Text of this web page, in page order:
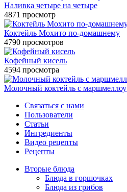
Наливка четыре на четыре
4871 просмотр
Коктейль Мохито по-домашнему
4790 просмотров
Кофейный кисель
4594 просмотра
Молочный коктейль с маршмеллоу
Связаться с нами
Пользователи
Статьи
Ингредиенты
Видео рецепты
Рецепты
Вторые блюда
Блюда в горшочках
Блюда из грибов